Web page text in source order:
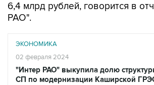
6,4 млрд рублей, говорится в
РАО".
ЭКОНОМИКА
02 февраля 2024
"Интер РАО" выкупила долю
СП по модернизации Каширской